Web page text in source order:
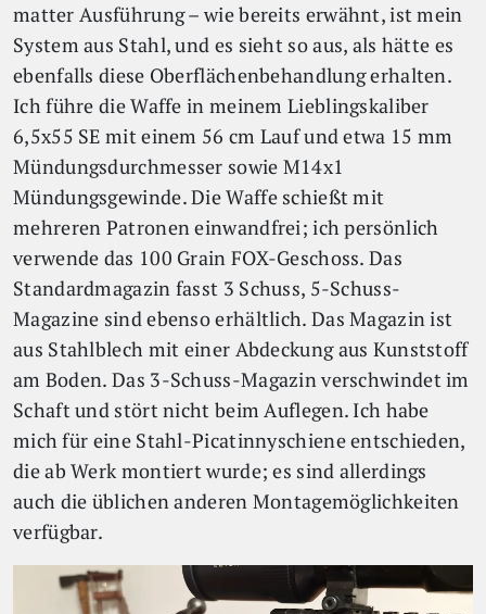
matter Ausführung – wie bereits erwähnt, ist mein
System aus Stahl, und es sieht so aus, als hätte es
ebenfalls diese Oberflächenbehandlung erhalten.
Ich führe die Waffe in meinem Lieblingskaliber
6,5x55 SE mit einem 56 cm Lauf und etwa 15 mm
Mündungsdurchmesser sowie M14x1
Mündungsgewinde. Die Waffe schießt mit
mehreren Patronen einwandfrei; ich persönlich
verwende das 100 Grain FOX-Geschoss. Das
Standardmagazin fasst 3 Schuss, 5-Schuss-
Magazine sind ebenso erhältlich. Das Magazin ist
aus Stahlblech mit einer Abdeckung aus Kunststoff
am Boden. Das 3-Schuss-Magazin verschwindet im
Schaft und stört nicht beim Auflegen. Ich habe
mich für eine Stahl-Picatinnyschiene entschieden,
die ab Werk montiert wurde; es sind allerdings
auch die üblichen anderen Montagemöglichkeiten
verfügbar.